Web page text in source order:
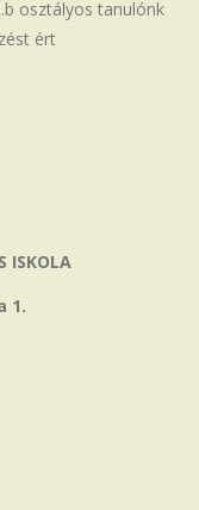
osztályos tanulónk
ért
ISKOLA
1.